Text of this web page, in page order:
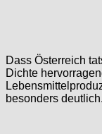
Dass Österreich
Dichte
besonders deutlich.